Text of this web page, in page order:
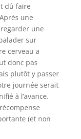
dû faire
une
une
sur
cerveau a
donc pas
plutôt y passer
journée serait
à l’avance.
(et non